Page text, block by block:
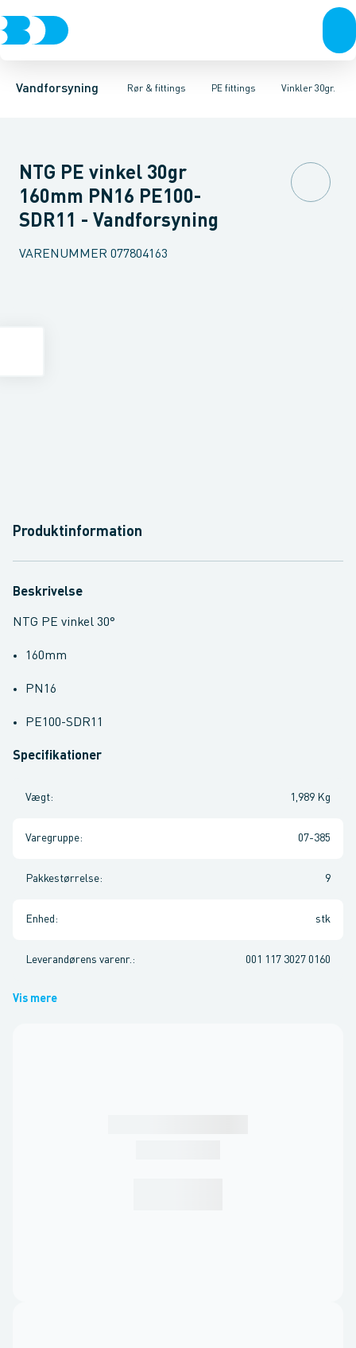
Vandforsyning Rør & fittings
Rør & fittingsKoblinger & anboringerMuffer, klemmer &
PE fittings
PE rørPE EL fittingsPE fittings Duktiljern fittingsVinkler 30gr.
Vinkler 90gr.Vinkler 60gr.Vinkler 45gr.Vinkler 30gr.Vinkler
NTG PE vinkel 30gr
160mm PN16 PE100-
SDR11 - Vandforsyning
VARENUMMER 077804163
Produktinformation
Beskrivelse
NTG PE vinkel 30°
160mm
PN16
PE100-SDR11
Specifikationer
Vægt: 1,989 Kg
Varegruppe: 07-385
Pakkestørrelse: 9
Enhed : stk
Leverandørens varenr. : 001 117 3027 0160
Vis mere